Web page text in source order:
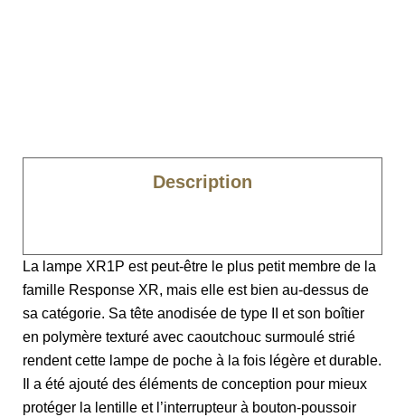
Description
La lampe XR1P est peut-être le plus petit membre de la
famille Response XR, mais elle est bien au-dessus de
sa catégorie. Sa tête anodisée de type II et son boîtier
en polymère texturé avec caoutchouc surmoulé strié
rendent cette lampe de poche à la fois légère et durable.
Il a été ajouté des éléments de conception pour mieux
protéger la lentille et l’interrupteur à bouton-poussoir